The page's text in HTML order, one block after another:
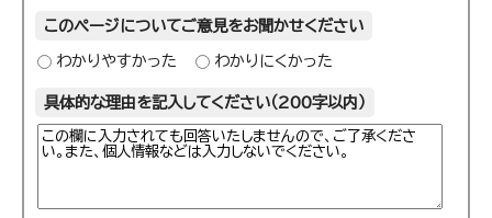
このページについてご意見をお聞かせください
わかりやすかった わかりにくかった
具体的な理由を記入してください（200字以内）